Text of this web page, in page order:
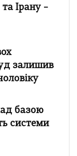
Ірану –
залишив
базою
системи